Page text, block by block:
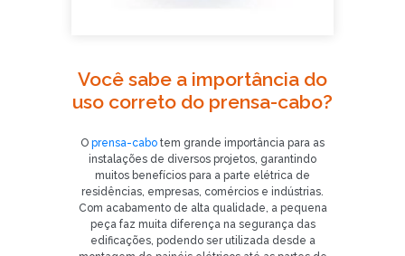
Você sabe a importância do
uso correto do prensa-cabo?
O prensa-cabo tem grande importância para as
instalações de diversos projetos, garantindo
muitos benefícios para a parte elétrica de
residências, empresas, comércios e indústrias.
Com acabamento de alta qualidade, a pequena
peça faz muita diferença na segurança das
edificações, podendo ser utilizada desde a